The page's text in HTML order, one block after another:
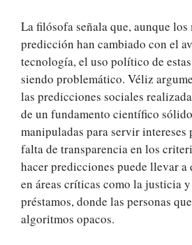
La filósofa señala que, aunque los
predicción han cambiado con el
tecnología, el uso político de
siendo problemático. Véliz
las predicciones sociales
de un fundamento científico
manipuladas para servir intereses
falta de transparencia en los
hacer predicciones puede llevar a
en áreas críticas como la justicia
préstamos, donde las personas
algoritmos opacos.